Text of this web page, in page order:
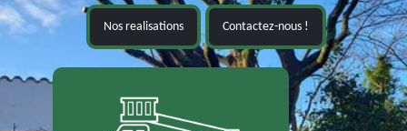
Nos realisations Contactez-nous !